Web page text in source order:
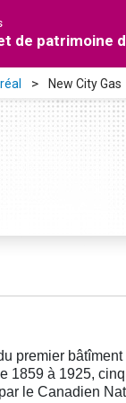
de patrimoine
New City Gas
premier
1859 à 1925,
le Canadien